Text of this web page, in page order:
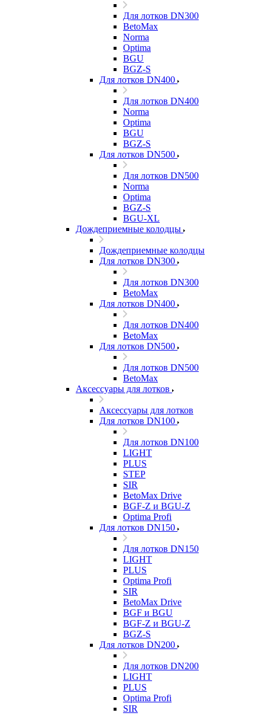
Для лотков DN300
BetoMax
Norma
Optima
BGU
BGZ-S
Для лотков DN400
Для лотков DN400
Norma
Optima
BGU
BGZ-S
Для лотков DN500
Для лотков DN500
Norma
Optima
BGZ-S
BGU-XL
Дождеприемные колодцы
Дождеприемные колодцы
Для лотков DN300
Для лотков DN300
BetoMax
Для лотков DN400
Для лотков DN400
BetoMax
Для лотков DN500
Для лотков DN500
BetoMax
Аксессуары для лотков
Аксессуары для лотков
Для лотков DN100
Для лотков DN100
LIGHT
PLUS
STEP
SIR
BetoMax Drive
BGF-Z и BGU-Z
Optima Profi
Для лотков DN150
Для лотков DN150
LIGHT
PLUS
Optima Profi
SIR
BetoMax Drive
BGF и BGU
BGF-Z и BGU-Z
BGZ-S
Для лотков DN200
Для лотков DN200
LIGHT
PLUS
Optima Profi
SIR